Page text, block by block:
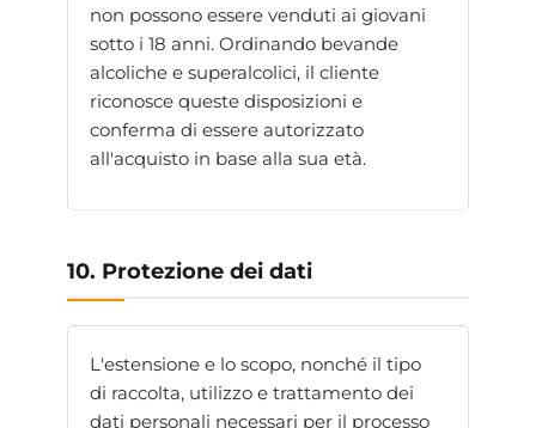
non possono essere venduti ai giovani
sotto i 18 anni. Ordinando bevande
alcoliche e superalcolici, il cliente
riconosce queste disposizioni e
conferma di essere autorizzato
all'acquisto in base alla sua età.
10. Protezione dei dati
L'estensione e lo scopo, nonché il tipo
di raccolta, utilizzo e trattamento dei
dati personali necessari per il processo